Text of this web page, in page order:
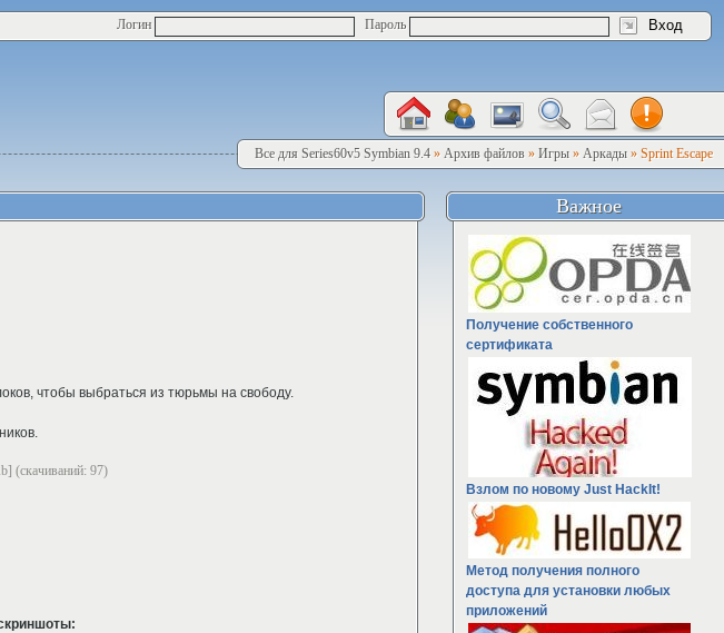
Логин Пароль
Все для Series60v5 Symbian 9.4 » Архив файлов » Игры » Аркады » Sprint Escape
чтобы выбраться из тюрьмы на свободу.
(cкачиваний: 97)
Важное
Получение собственного
сертификата
Взлом по новому Just HackIt!
Метод получения полного
доступа для установки любых
приложений